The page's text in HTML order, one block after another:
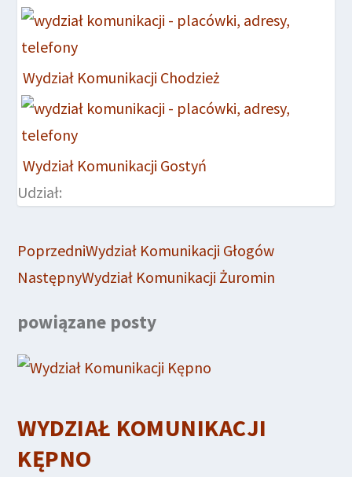
Wydział Komunikacji Chodzież
Wydział Komunikacji Gostyń
Udział:
PoprzedniWydział Komunikacji Głogów
NastępnyWydział Komunikacji Żuromin
powiązane posty
WYDZIAŁ KOMUNIKACJI
KĘPNO